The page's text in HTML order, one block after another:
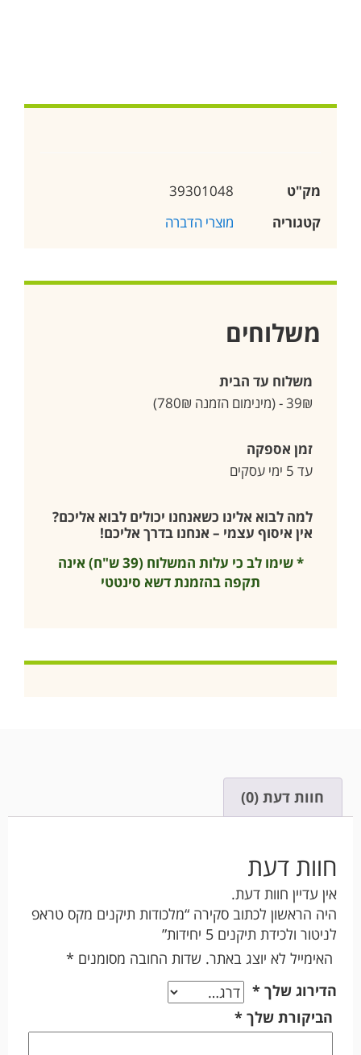
מק"ט
39301048
קטגוריה
מוצרי הדברה
משלוחים
משלוח עד הבית
39₪ - (מינימום הזמנה 780₪)
זמן אספקה
עד 5 ימי עסקים
למה לבוא אלינו כשאנחנו יכולים לבוא אליכם?
אין איסוף עצמי – אנחנו בדרך אליכם!
* שימו לב כי עלות המשלוח (39 ש"ח) אינה
תקפה בהזמנת דשא סינטטי
חוות דעת (0)
חוות דעת
אין עדיין חוות דעת.
היה הראשון לכתוב סקירה “מלכודות תיקנים מקס טראפ
לניטור ולכידת תיקנים 5 יחידות”
האימייל לא יוצג באתר. שדות החובה מסומנים *
הדירוג שלך *
הביקורת שלך *